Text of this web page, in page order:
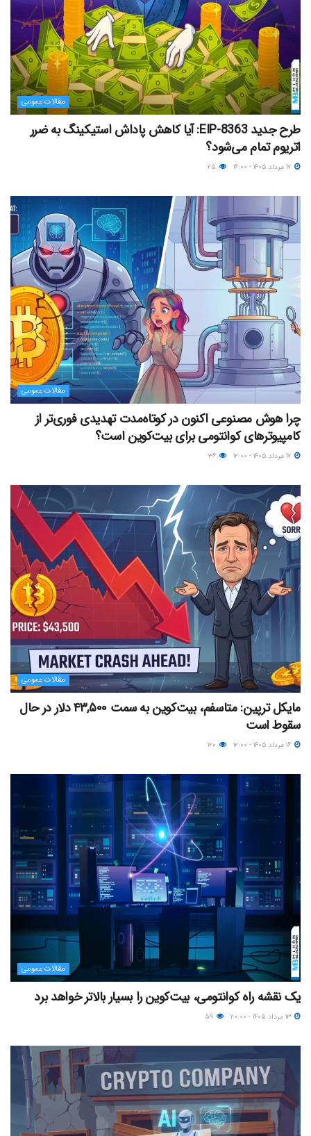
مقالات عمومی
طرح جدید EIP-8363: آیا کاهش پاداش استیکینگ به ضرر
اتریوم تمام می‌شود؟
مقالات عمومی
چرا هوش مصنوعی اکنون در کوتاه‌مدت تهدیدی فوری‌تر از
کامپیوترهای کوانتومی برای بیت‌کوین است؟
مقالات عمومی
مایکل ترپین: متاسفم، بیت‌کوین به سمت ۴۳,۵۰۰ دلار در حال
سقوط است
مقالات عمومی
یک نقشه راه کوانتومی، بیت‌کوین را بسیار بالاتر خواهد برد